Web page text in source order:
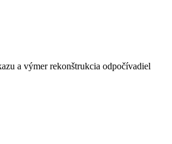
a výmer rekonštrukcia odpočívadiel